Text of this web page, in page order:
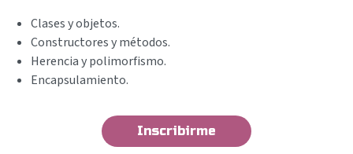
Clases y objetos.
Constructores y métodos.
Herencia y polimorfismo.
Encapsulamiento.
Inscribirme